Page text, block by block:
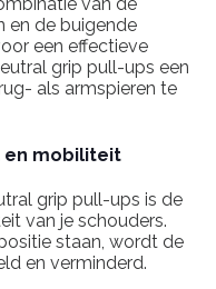
van de
en de buigende
een effectieve
grip pull-ups een
als armspieren te
en mobiliteit
grip pull-ups is de
van je schouders.
staan, wordt de
en verminderd.